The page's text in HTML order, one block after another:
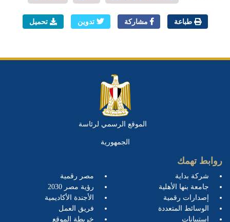
طباعة مشاركة تدوين تحميل
الموقع الرسمي لرئاسة
الجمهورية
روابط تهمك
شركة بداية
جامعة بنها الأهلية
إصدارات رقمية
الوسائط المتعددة
إستبيانات
مصر رقمية
رؤية مصر 2030
الأجندة الأكاديمية
فريق العمل
خريطة الموقع